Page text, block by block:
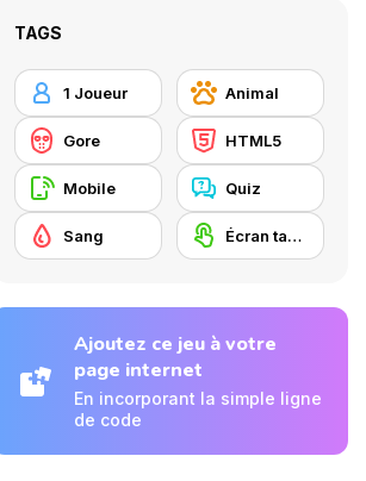
TAGS
1 Joueur Animal
Gore HTML5
Mobile Quiz
Sang Écran tactile
Ajoutez ce jeu à votre
page internet
En incorporant la simple ligne
de code